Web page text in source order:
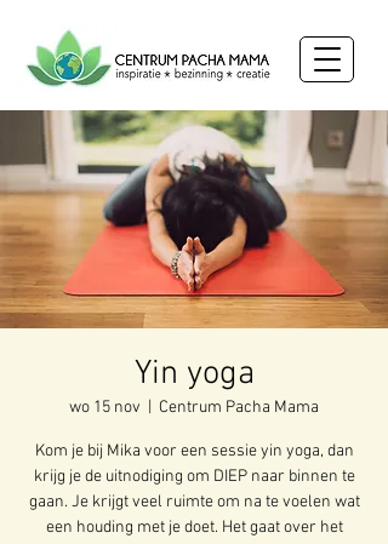
Yin yoga
wo 15 nov Centrum Pacha Mama
Kom je bij Mika voor een sessie yin yoga, dan
krijg je de uitnodiging om DIEP naar binnen te
gaan. Je krijgt veel ruimte om na te voelen wat
een houding met je doet. Het gaat over het